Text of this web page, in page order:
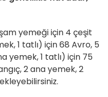
yemeği için 4 çeşit
1 tatlı) için 68 Avro, 5
yemek, 1 tatlı) için 75
2 ana yemek, 2